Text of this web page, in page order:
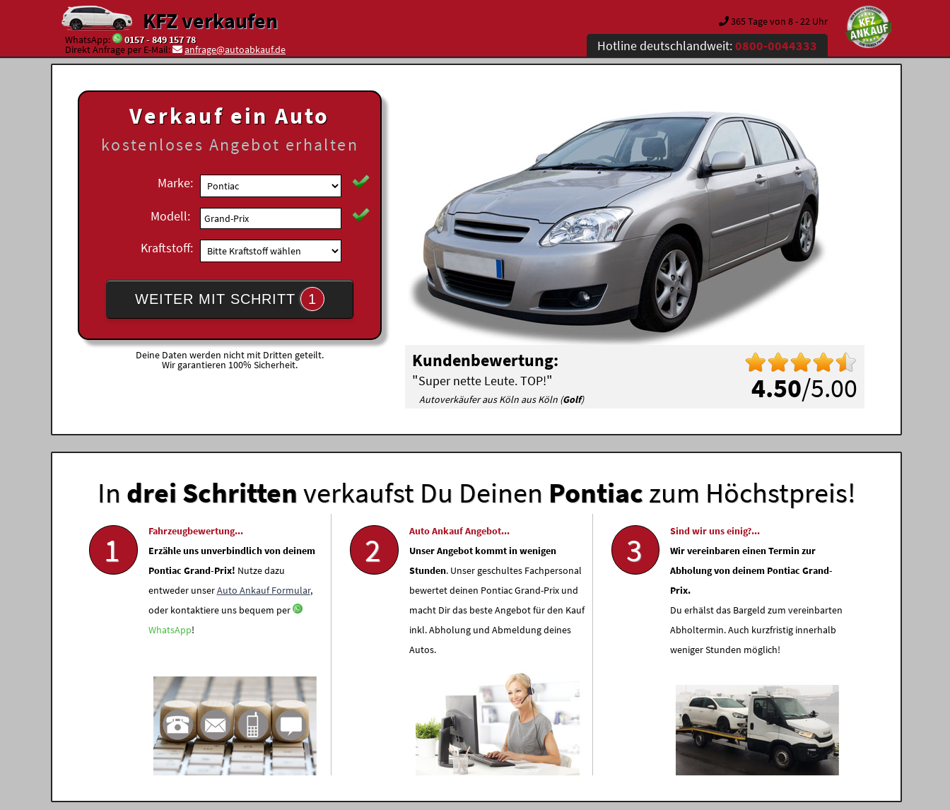
KFZ verkaufen
WhatsApp: 0157 - 849 157 78
Direkt Anfrage per E-Mail: anfrage@autoabkauf.de
365 Tage von 8 - 22 Uhr
Hotline deutschlandweit:0800-0044333
Verkauf ein Auto
kostenloses Angebot erhalten
Marke:
Modell:
Kraftstoff:
WEITER MIT SCHRITT 1
Deine Daten werden nicht mit Dritten geteilt.
Wir garantieren 100% Sicherheit.
4.50/5.00
Kundenbewertung:
"Super nette Leute. TOP!"
Autoverkäufer aus Köln aus Köln (Golf)
In drei Schrittenverkaufst Du Deinen Pontiaczum Höchstpreis!
1
Fahrzeugbewertung...
Erzähle uns unverbindlich von deinem
Pontiac Grand-Prix! Nutze dazu
entweder unserAuto Ankauf Formular,
oder kontaktiere uns bequem per
WhatsApp!
2
Auto Ankauf Angebot...
Unser Angebot kommt in wenigen
Stunden. Unser geschultes Fachpersonal
bewertet deinen Pontiac Grand-Prix und
macht Dir das beste Angebot für den Kauf
inkl. Abholung und Abmeldung deines
Autos.
3
Sind wir uns einig?...
Wir vereinbaren einen Termin zur
Abholung von deinem Pontiac Grand-
Prix.
Du erhälst das Bargeld zum vereinbarten
Abholtermin. Auch kurzfristig innerhalb
weniger Stunden möglich!